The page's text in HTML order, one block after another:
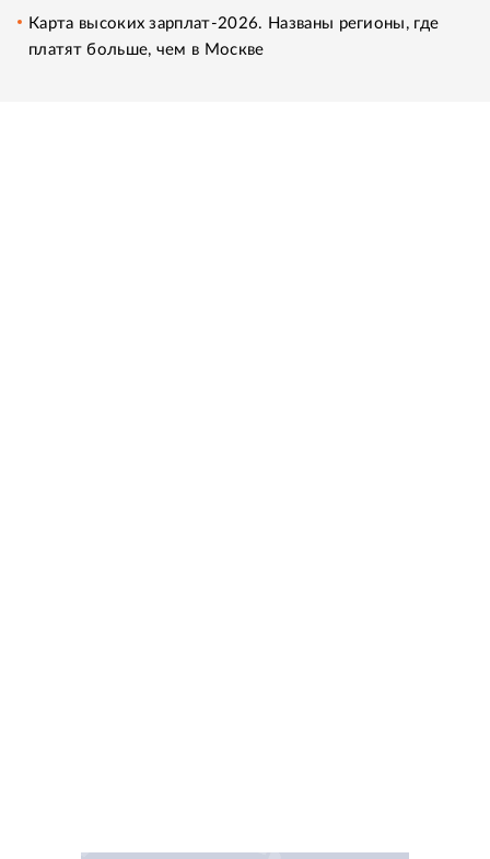
Карта высоких зарплат-2026. Названы регионы, где
платят больше, чем в Москве